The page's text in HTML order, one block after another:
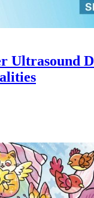
Ultrasound